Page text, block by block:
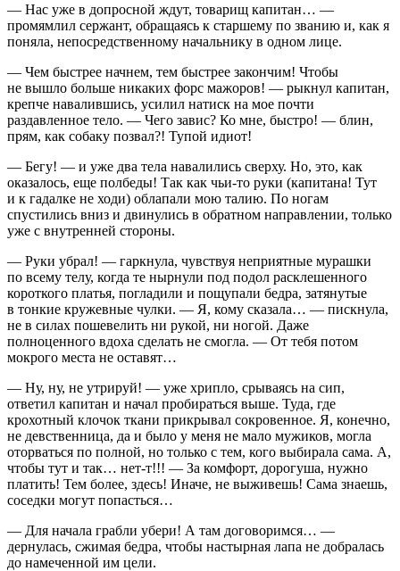
— Нас уже в допросной ждут, товарищ капитан… —
промямлил сержант, обращаясь к старшему по званию и, как я
поняла, непосредственному начальнику в одном лице.
— Чем быстрее начнем, тем быстрее закончим! Чтобы
не вышло больше никаких форс мажоров! — рыкнул капитан,
крепче навалившись, усилил натиск на мое почти
раздавленное тело. — Чего завис? Ко мне, быстро! — блин,
прям, как собаку позвал?! Тупой идиот!
— Бегу! — и уже два тела навалились сверху. Но, это, как
оказалось, еще полбеды! Так как чьи-то руки (капитана! Тут
и к гадалке не ходи) облапали мою талию. По ногам
спустились вниз и двинулись в обратном направлении, только
уже с внутренней стороны.
— Руки убрал! — гаркнула, чувствуя неприятные мурашки
по всему телу, когда те нырнули под подол расклешенного
короткого платья, погладили и пощупали бедра, затянутые
в тонкие кружевные чулки. — Я, кому сказала… — пискнула,
не в силах пошевелить ни рукой, ни ногой. Даже
полноценного вдоха сделать не смогла. — От тебя потом
мокрого места не оставят…
— Ну, ну, не утрируй! — уже хрипло, срываясь на сип,
ответил капитан и начал пробираться выше. Туда, где
крохотный клочок ткани прикрывал сокровенное. Я, конечно,
не девственница, да и было у меня не мало мужиков, могла
оторваться по полной, но только с тем, кого выбирала сама. А,
чтобы тут и так… нет-т!!! — За комфорт, дорогуша, нужно
платить! Тем более, здесь! Иначе, не выживешь! Сама знаешь,
соседки могут попасться…
— Для начала грабли убери! А там договоримся… —
дернулась, сжимая бедра, чтобы настырная лапа не добралась
до намеченной им цели.